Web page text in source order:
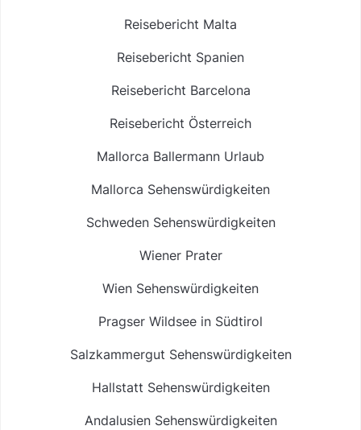
Reisebericht Malta
Reisebericht Spanien
Reisebericht Barcelona
Reisebericht Österreich
Mallorca Ballermann Urlaub
Mallorca Sehenswürdigkeiten
Schweden Sehenswürdigkeiten
Wiener Prater
Wien Sehenswürdigkeiten
Pragser Wildsee in Südtirol
Salzkammergut Sehenswürdigkeiten
Hallstatt Sehenswürdigkeiten
Andalusien Sehenswürdigkeiten